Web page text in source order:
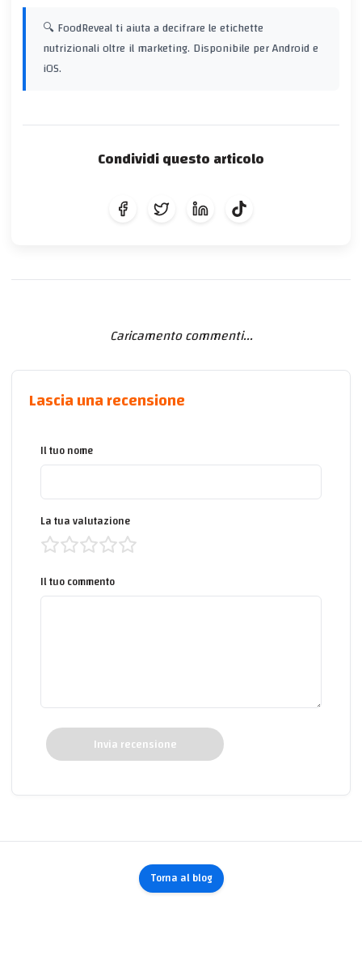
🔍 FoodReveal ti aiuta a decifrare le etichette
nutrizionali oltre il marketing. Disponibile per Android e
iOS.
Condividi questo articolo
Caricamento commenti...
Lascia una recensione
Il tuo nome
La tua valutazione
Il tuo commento
Invia recensione
Torna al blog